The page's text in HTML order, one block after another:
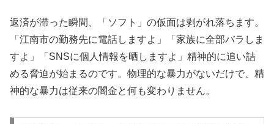
返済が滞った瞬間、「ソフト」の仮面は剥がれ落ちます。
「江南市の勤務先に電話しますよ」「家族に全部バラしま
すよ」「SNSに個人情報を晒しますよ」精神的に追い詰
める脅迫が始まるのです。物理的な暴力がないだけで、精
神的な暴力は従来の闇金と何も変わりません。